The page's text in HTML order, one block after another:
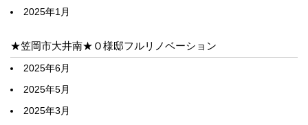
2025年1月
★笠岡市大井南★Ｏ様邸フルリノベーション
2025年6月
2025年5月
2025年3月